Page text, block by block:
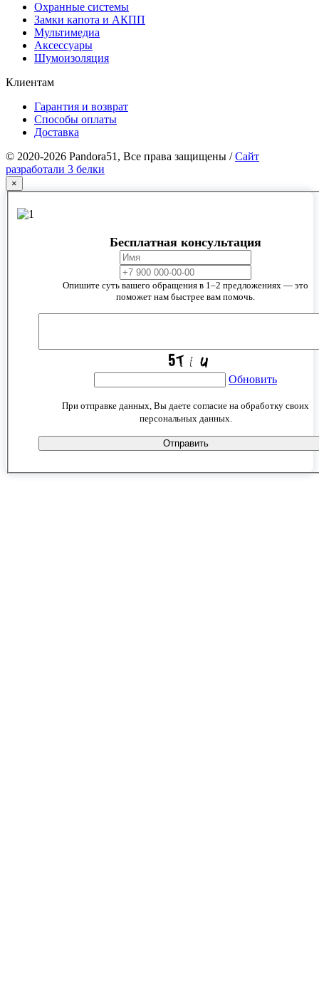
Охранные системы
Замки капота и АКПП
Мультимедиа
Аксессуары
Шумоизоляция
Клиентам
Гарантия и возврат
Способы оплаты
Доставка
© 2020-2026 Pandora51, Все права защищены /Сайт
разработали 3 белки
×
Бесплатная консультация
Опишите суть вашего обращения в 1–2 предложениях — это
поможет нам быстрее вам помочь.
Обновить
При отправке данных, Вы даете согласие на обработку своих
персональных данных.
Отправить